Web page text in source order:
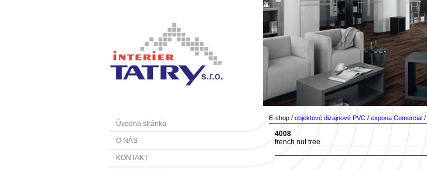
Úvodna stránka
O NÁS
KONTAKT
E-shop / objektové dizajnové PVC / expona Comercial /
4008
french nut tree